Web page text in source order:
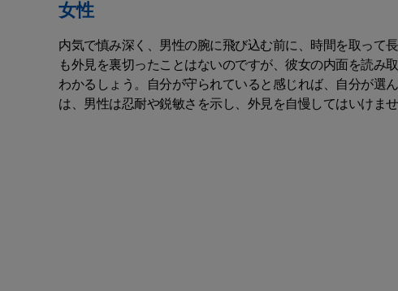
女性
内気で慎み深く、男性の腕に飛び込む前に、時間を取って
も外見を裏切ったことはないのですが、彼女の内面を読
わかるしょう。自分が守られていると感じれば、自分が選
は、男性は忍耐や鋭敏さを示し、外見を自慢してはいけませ